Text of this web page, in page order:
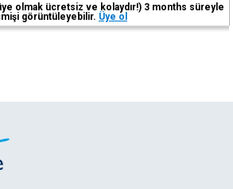
üye olmak ücretsiz ve kolaydır!) 3 months süreyle
görüntüleyebilir. Üye ol